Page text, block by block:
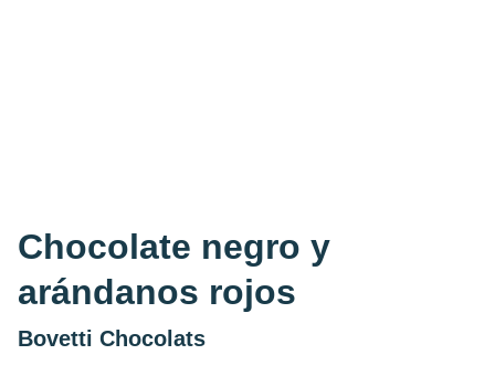
Chocolate negro y
arándanos rojos
Bovetti Chocolats